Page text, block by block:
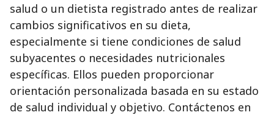
salud o un dietista registrado antes de realizar
cambios significativos en su dieta,
especialmente si tiene condiciones de salud
subyacentes o necesidades nutricionales
específicas. Ellos pueden proporcionar
orientación personalizada basada en su estado
de salud individual y objetivo. Contáctenos en